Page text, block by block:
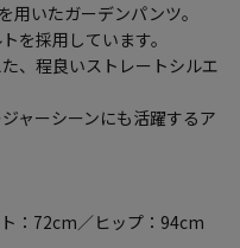
用いたガーデンパンツ。
を採用しています。
、程良いストレートシルエ
ャーシーンにも活躍するア
：72cm／ヒップ：94cm